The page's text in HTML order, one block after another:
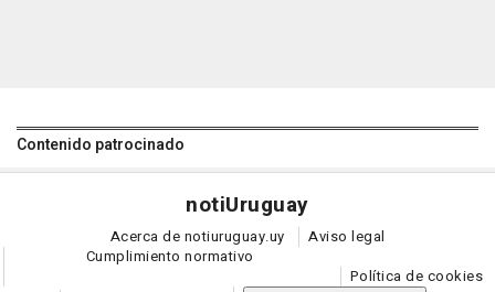
Contenido patrocinado
notiUruguay
Acerca de notiuruguay.uy
Aviso legal
Cumplimiento normativo
Política de cookies